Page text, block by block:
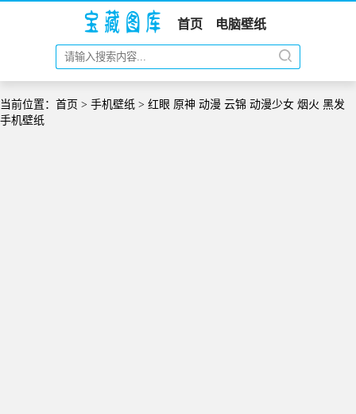
首页 电脑壁纸
当前位置： 首页 > 手机壁纸 > 红眼 原神 动漫 云锦 动漫少女 烟火 黑发
手机壁纸